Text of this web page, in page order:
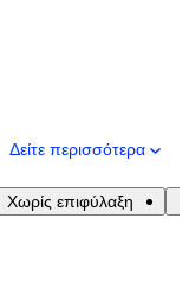
Δείτε περισσότερα
Χωρίς επιφύλαξη